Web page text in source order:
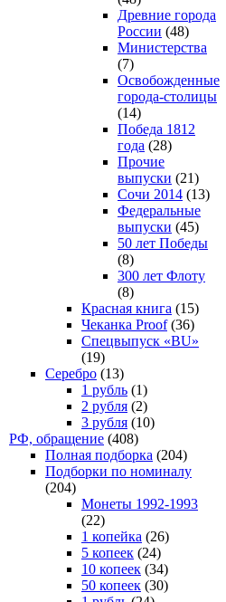
Древние города
России (48)
Министерства
(7)
Освобожденные
города-столицы
(14)
Победа 1812
года (28)
Прочие
выпуски (21)
Сочи 2014 (13)
Федеральные
выпуски (45)
50 лет Победы
(8)
300 лет Флоту
(8)
Красная книга (15)
Чеканка Proof(36)
Спецвыпуск «BU»
(19)
Серебро (13)
1 рубль (1)
2 рубля (2)
3 рубля (10)
РФ, обращение (408)
Полная подборка (204)
Подборки по номиналу
(204)
Монеты 1992-1993
(22)
1 копейка (26)
5 копеек (24)
10 копеек (34)
50 копеек (30)